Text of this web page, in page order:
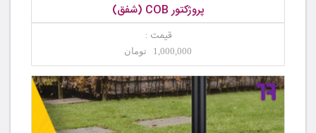
پروژکتور COB (شفق)
قیمت :
1,000,000 تومان